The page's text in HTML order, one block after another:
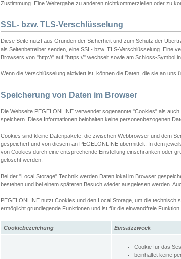
Zustimmung. Eine Weitergabe zu anderen nichtkommerziellen oder zu
SSL- bzw. TLS-Verschlüsselung
Diese Seite nutzt aus Gründen der Sicherheit und zum Schutz der
als Seitenbetreiber senden, eine SSL- bzw. TLS-Verschlüsselung. Eine
Browsers von "http://" auf "https://" wechselt sowie am Schloss-Symbol
Wenn die Verschlüsselung aktiviert ist, können die Daten, die sie an uns
Speicherung von Daten im Browser
Die Webseite PEGELONLINE verwendet sogenannte "Cookies" als
speichern. Diese Informationen beinhalten keine personenbezogenen
Cookies sind kleine Datenpakete, die zwischen Webbrowser und dem
gespeichert und von diesem an PEGELONLINE übermittelt. In dem
von Cookies durch eine entsprechende Einstellung einschränken oder
gelöscht werden.
Bei der "Local Storage" Technik werden Daten lokal im Browser
bestehen und bei einem späteren Besuch wieder ausgelesen werden.
PEGELONLINE nutzt Cookies und den Local Storage, um die
ermöglicht grundlegende Funktionen und ist für die einwandfreie Funktion
Cookiebezeichung Einsatzzweck
Cookie für das
beinhaltet keine